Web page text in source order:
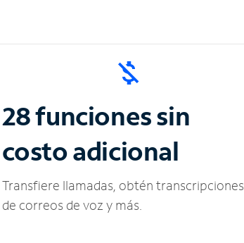
28 funciones sin
costo adicional
Transfiere llamadas, obtén transcripciones
de correos de voz y más.